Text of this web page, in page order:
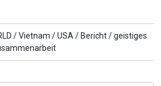
/Vietnam /USA / Bericht /geistiges